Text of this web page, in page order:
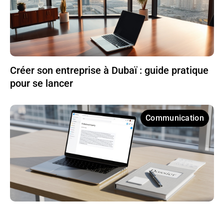
Créer son entreprise à Dubaï : guide pratique
pour se lancer
Communication